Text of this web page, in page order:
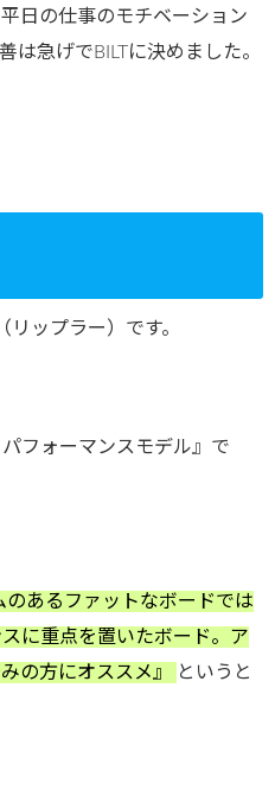
日の仕事のモチベーション
は急げでBILTに決めました。
リップラー）です。
フォーマンスモデル』で
のあるファットなボードでは
に重点を置いたボード。ア
の方にオススメ』
というと